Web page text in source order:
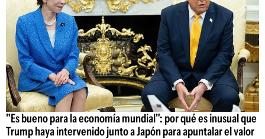
"Es bueno para la economía mundial": por qué es inusual que
Trump haya intervenido junto a Japón para apuntalar el valor